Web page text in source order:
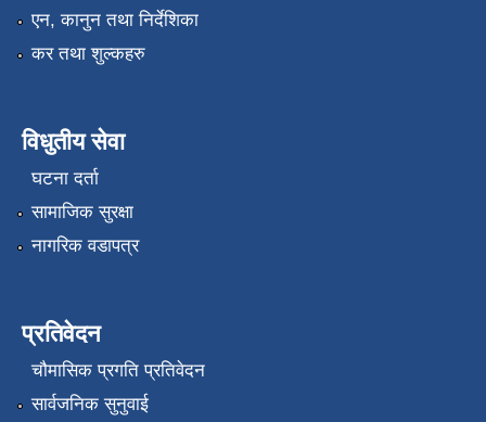
एन, कानुन तथा निर्देशिका
कर तथा शुल्कहरु
विधुतीय सेवा
घटना दर्ता
सामाजिक सुरक्षा
नागरिक वडापत्र
प्रतिवेदन
चौमासिक प्रगति प्रतिवेदन
सार्वजनिक सुनुवाई